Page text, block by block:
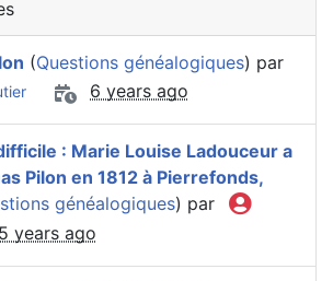
(Questions généalogiques) par
6 years ago
: Marie Louise Ladouceur a
Pilon en 1812 à Pierrefonds,
généalogiques) par
5 years ago